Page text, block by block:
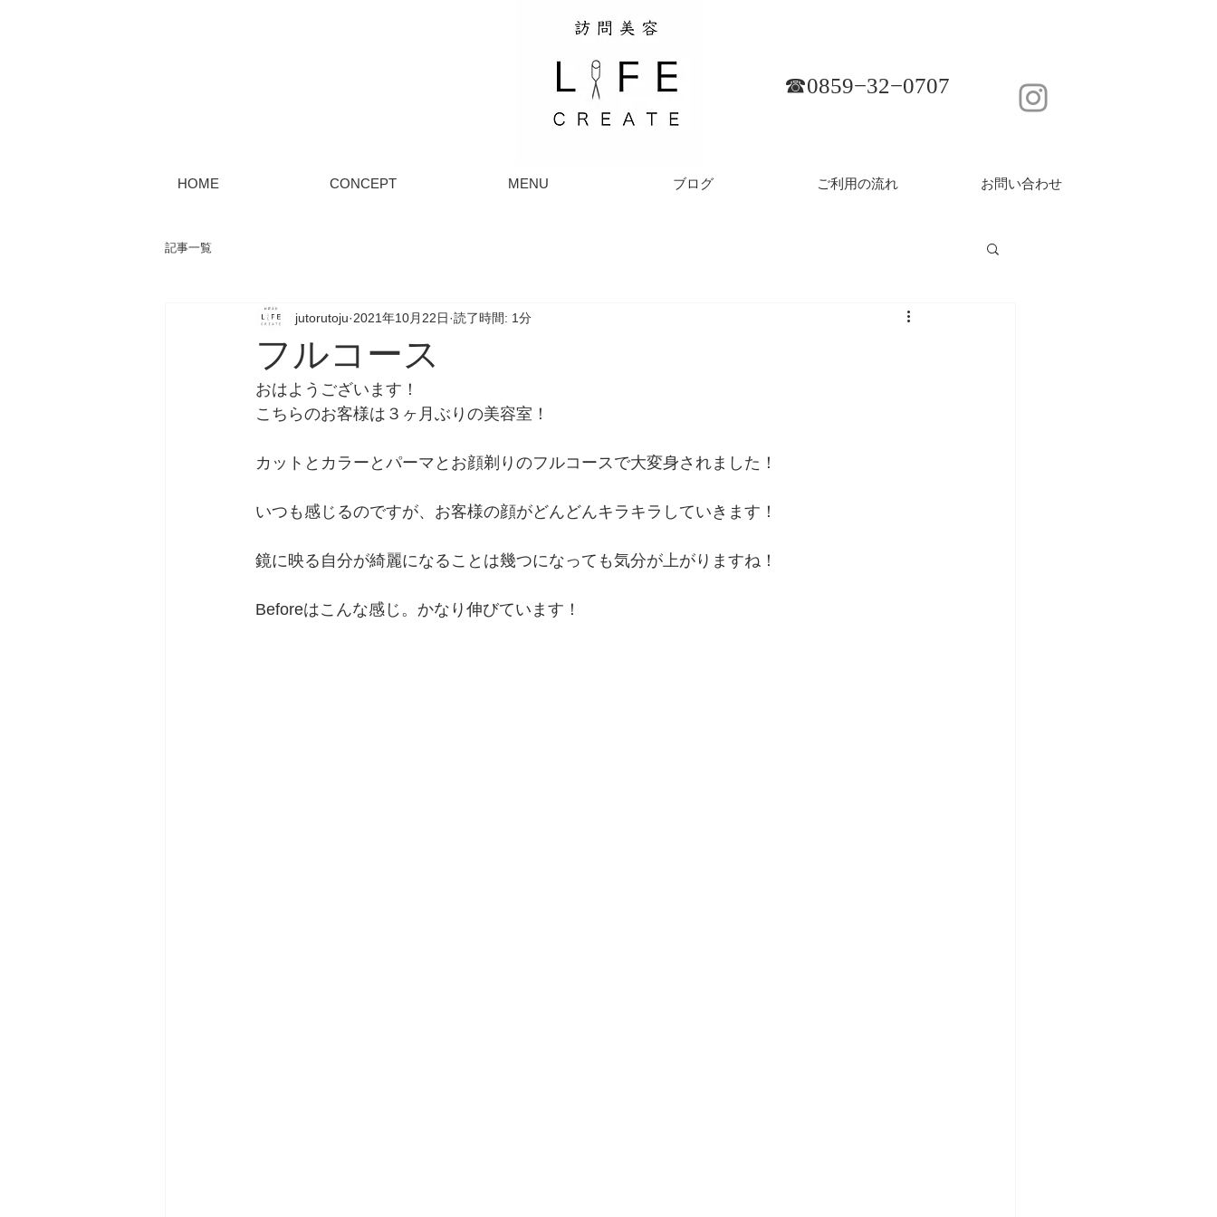
☎︎0859−32−0707
HOME CONCEPT MENU ブログ ご利用の流れ お問い合わせ
記事一覧
フルコース
jutorutoju 2021年10月22日 読了時間: 1分
おはようございます！
こちらのお客様は３ヶ月ぶりの美容室！
カットとカラーとパーマとお顔剃りのフルコースで大変身されました！
いつも感じるのですが、お客様の顔がどんどんキラキラしていきます！
鏡に映る自分が綺麗になることは幾つになっても気分が上がりますね！
Beforeはこんな感じ。かなり伸びています！